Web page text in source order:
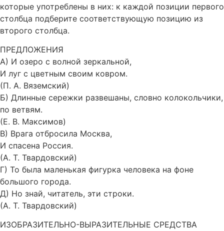
которые употреблены в них: к каждой позиции первого
столбца подберите соответствующую позицию из
второго столбца.
ПРЕДЛОЖЕНИЯ
A) И озеро с волной зеркальной,
И луг с цветным своим ковром.
(П. А. Вяземский)
Б) Длинные сережки развешаны, словно колокольчики,
по ветвям.
(Е. В. Максимов)
B) Врага отбросила Москва,
И спасена Россия.
(А. Т. Твардовский)
Г) То была маленькая фигурка человека на фоне
большого города.
Д) Но знай, читатель, эти строки.
(А. Т. Твардовский)
ИЗОБРАЗИТЕЛЬНО-ВЫРАЗИТЕЛЬНЫЕ СРЕДСТВА